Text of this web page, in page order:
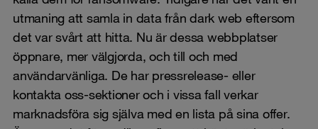
utmaning att samla in data från dark web eftersom
det var svårt att hitta. Nu är dessa webbplatser
öppnare, mer välgjorda, och till och med
användarvänliga. De har pressrelease- eller
kontakta oss-sektioner och i vissa fall verkar
marknadsföra sig själva med en lista på sina offer.